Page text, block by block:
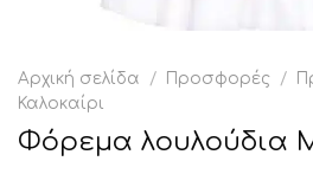
Αρχική σελίδα / Προσφορές /
Καλοκαίρι
Φόρεμα λουλούδια